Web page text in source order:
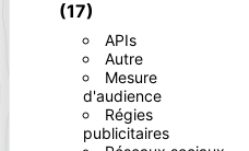
(17)
APIs
Autre
Mesure
d'audience
Régies
publicitaires
seront communiquées aux
disposez de droits d’accès, de
portabilité, de limitation,
consentement à tout moment et
réclamation auprès d’une
d’organiser le sort de vos
exercer ces droits par voie
électronique à l'adresse . Un